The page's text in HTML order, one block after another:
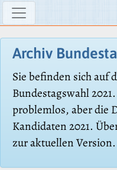
Archiv
Sie befinden sich auf
Bundestagswahl
problemlos, aber die
Kandidaten 2021.
zur aktuellen Version.